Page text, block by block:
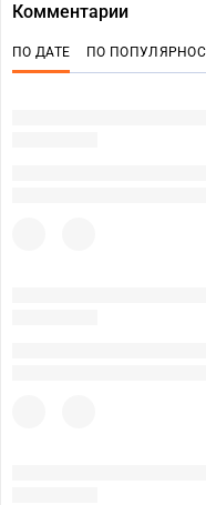
Комментарии
ПО ДАТЕ ПО